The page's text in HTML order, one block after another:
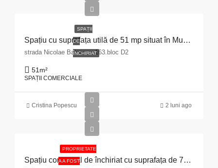
SPAȚII
DE
ÎNCHIRIAT
Spațiu cu suprafața utilă de 51 mp situat în Municipiul Pitești, str. Nicolae Bălcescu nr. 163, bloc D2, județul Argeș
strada Nicolae Balcescu 163.bloc D2
51 m²
SPAȚII COMERCIALE
Cristina Popescu 2 luni ago
PROPRIETATE
A A FOST Spațiu comercial de închiriat cu suprafața de 70,34 mp situat în Municipiul București, Bulevardul Pache Protopopescu, nr. 15, sector 2